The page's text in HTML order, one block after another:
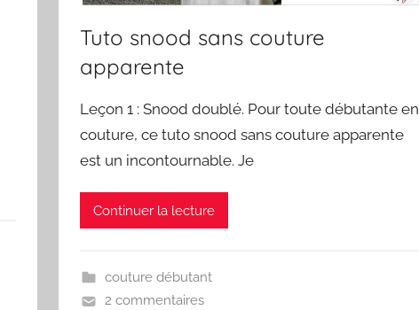
Tuto snood sans couture
apparente
Leçon 1 : Snood doublé. Pour toute débutante en
couture, ce tuto snood sans couture apparente
est un incontournable. Je
Continuer la lecture
couture débutant
2 commentaires